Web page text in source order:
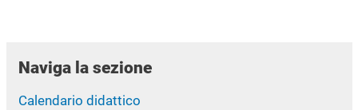
Naviga la sezione
Calendario didattico